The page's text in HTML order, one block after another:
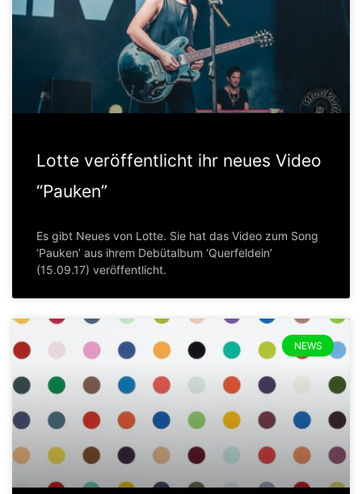
Lotte veröffentlicht ihr neues Video
“Pauken”
Es gibt Neues von Lotte. Sie hat das Video zum Song
‘Pauken’ aus ihrem Debütalbum ‘Querfeldein’
(15.09.17) veröffentlicht.
NEWS